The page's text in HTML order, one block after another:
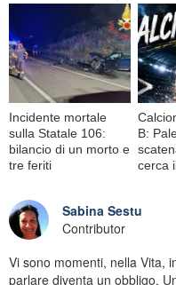
Incidente mortale
sulla Statale 106:
bilancio di un morto e
tre feriti
B:
cerca
Sabina Sestu
Contributor
Vi sono momenti, nella Vita,
parlare diventa un obbligo.